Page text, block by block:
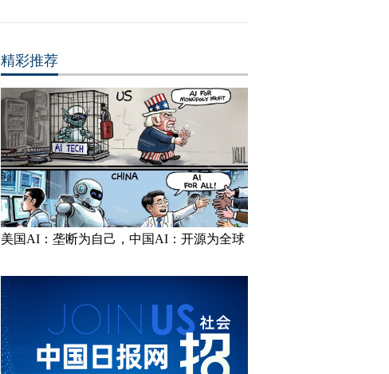
精彩推荐
美国AI：垄断为自己，中国AI：开源为全球